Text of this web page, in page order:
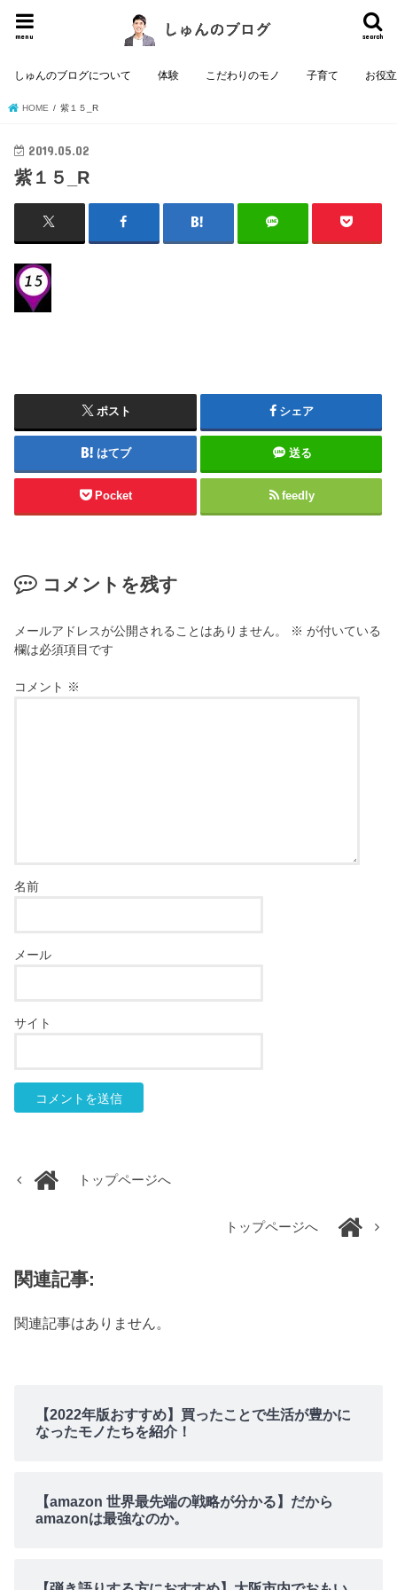
search
menu
しゅんのブログについて 体験 こだわりのモノ 子育て お役
HOME 紫１５_R
2019.05.02
紫１５_R
ポスト シェア
はてブ 送る
Pocket feedly
コメントを残す
メールアドレスが公開されることはありません。 ※ が付いている
欄は必須項目です
コメント ※
名前
メール
サイト
トップページへ
トップページへ
関連記事:
関連記事はありません。
【2022年版おすすめ】買ったことで生活が豊かに
なったモノたちを紹介！
【amazon 世界最先端の戦略が分かる】だから
amazonは最強なのか。